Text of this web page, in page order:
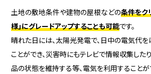
土地の敷地条件や建物の屋根などの条件をク
様」にグレードアップすることも可能です。
晴れた日には、太陽光発電で、日中の電気代
ことができ、災害時にもテレビで情報収集した
品の状態を維持する等、電気を利用することが